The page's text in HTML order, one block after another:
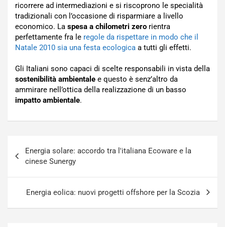
ricorrere ad intermediazioni e si riscoprono le specialità
tradizionali con l’occasione di risparmiare a livello
economico. La spesa a chilometri zero rientra
perfettamente fra le regole da rispettare in modo che il
Natale 2010 sia una festa ecologica a tutti gli effetti.
Gli Italiani sono capaci di scelte responsabili in vista della
sostenibilità ambientale e questo è senz’altro da
ammirare nell’ottica della realizzazione di un basso
impatto ambientale.
articoli
Energia solare: accordo tra l'italiana Ecoware e la
cinese Sunergy
Energia eolica: nuovi progetti offshore per la Scozia